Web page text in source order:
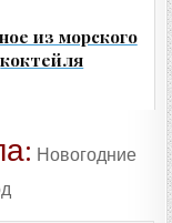
из морского
коктейля
Новогодние